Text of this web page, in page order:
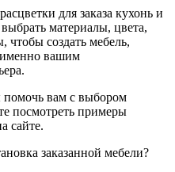
для заказа кухонь и
материалы, цвета,
чтобы создать мебель,
именно вашим
вам с выбором
посмотреть примеры
сайте.
заказанной мебели?